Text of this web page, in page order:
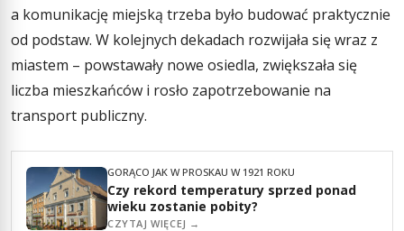
a komunikację miejską trzeba było budować praktycznie
od podstaw. W kolejnych dekadach rozwijała się wraz z
miastem – powstawały nowe osiedla, zwiększała się
liczba mieszkańców i rosło zapotrzebowanie na
transport publiczny.
GORĄCO JAK W PROSKAU W 1921 ROKU
Czy rekord temperatury sprzed ponad
wieku zostanie pobity?
CZYTAJ WIĘCEJ →